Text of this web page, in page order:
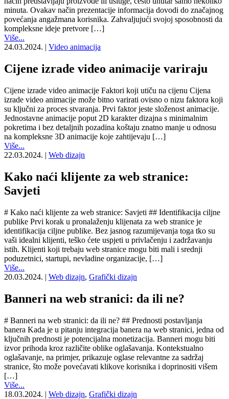
minuta. Ovakav način prezentacije informacija dovodi do značajnog
povećanja angažmana korisnika. Zahvaljujući svojoj sposobnosti da
kompleksne ideje pretvore […]
Više...
24.03.2024. | Video animacija
Cijene izrade video animacije variraju
Cijene izrade video animacije Faktori koji utiču na cijenu Cijena
izrade video animacije može bitno varirati ovisno o nizu faktora koji
su ključni za proces stvaranja. Prvi faktor jeste složenost animacije.
Jednostavne animacije poput 2D karakter dizajna s minimalnim
pokretima i bez detaljnih pozadina koštaju znatno manje u odnosu
na kompleksne 3D animacije koje zahtijevaju […]
Više...
22.03.2024. | Web dizajn
Kako naći klijente za web stranice:
Savjeti
# Kako naći klijente za web stranice: Savjeti ## Identifikacija ciljne
publike Prvi korak u pronalaženju klijenata za web stranice je
identifikacija ciljne publike. Bez jasnog razumijevanja toga tko su
vaši idealni klijenti, teško ćete uspjeti u privlačenju i zadržavanju
istih. Klijenti koji trebaju web stranice mogu biti mali i srednji
poduzetnici, startupi, nevladine organizacije, […]
Više...
20.03.2024. | Web dizajn, Grafički dizajn
Banneri na web stranici: da ili ne?
# Banneri na web stranici: da ili ne? ## Prednosti postavljanja
banera Kada je u pitanju integracija banera na web stranici, jedna od
ključnih prednosti je potencijalna monetizacija. Banneri mogu biti
izvor prihoda kroz različite oblike oglašavanja. Kontekstualno
oglašavanje, na primjer, prikazuje oglase relevantne za sadržaj
stranice, što može povećavati klikove korisnika i doprinositi višem
[…]
Više...
18.03.2024. | Web dizajn, Grafički dizajn